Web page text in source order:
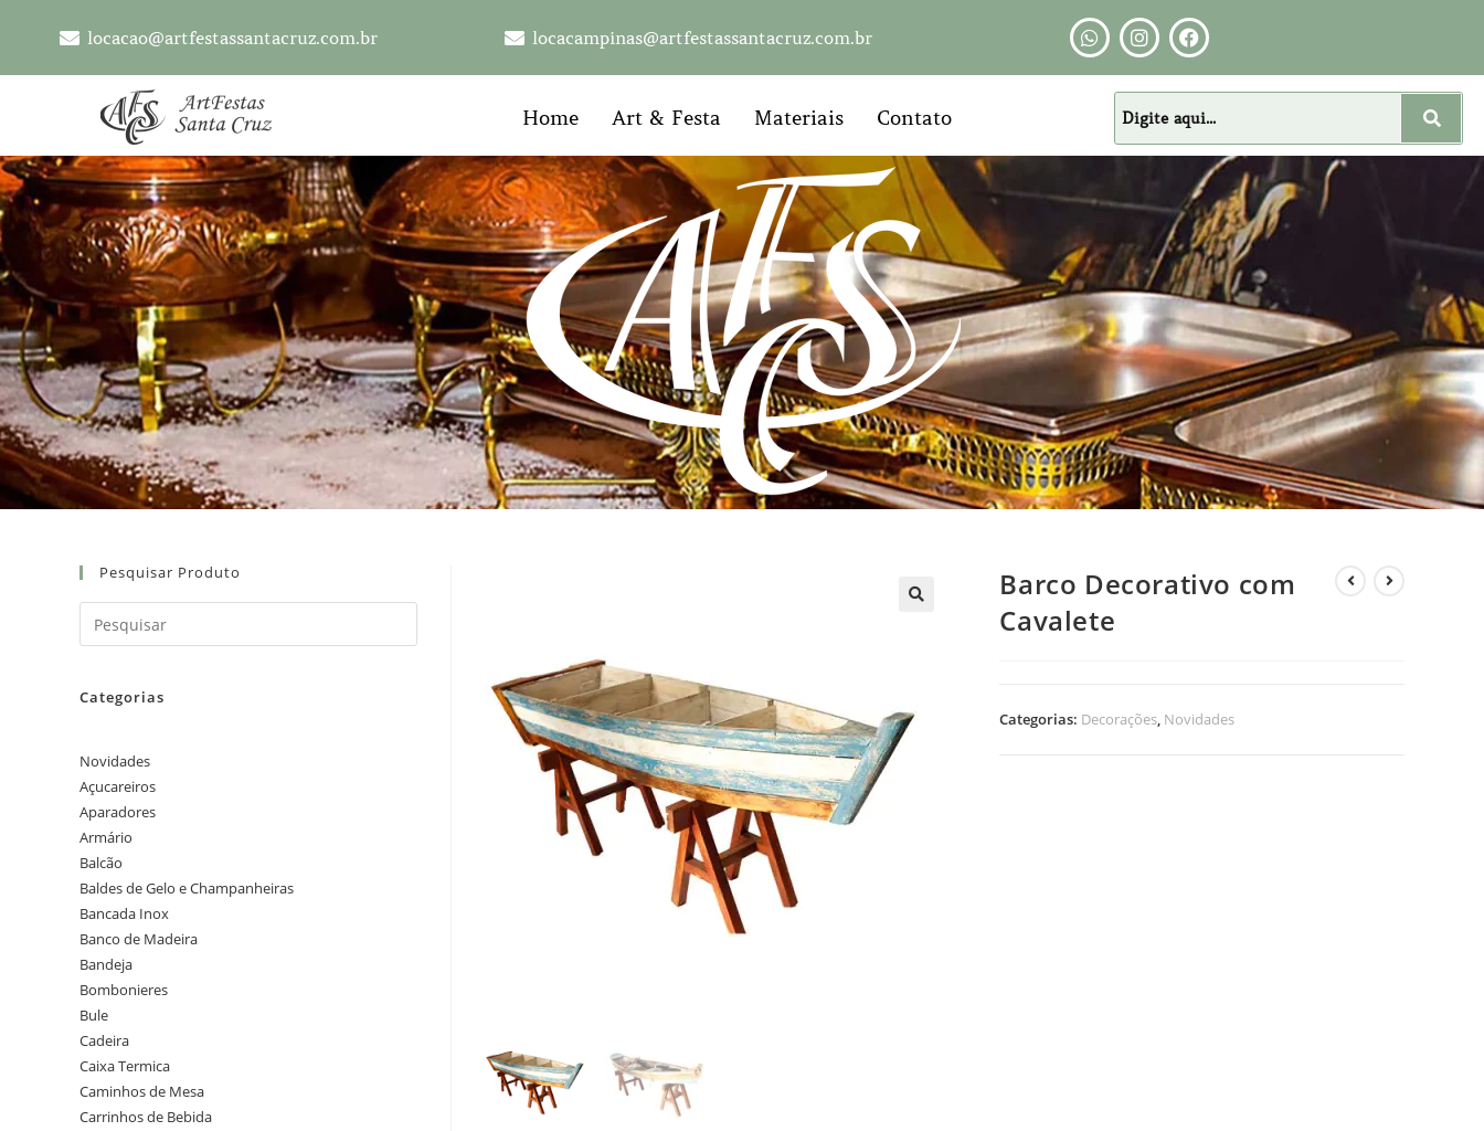
locacao@artfestassantacruz.com.br locacampinas@artfestassantacruz.com.br
Home Art & Festa Materiais Contato
Barco Decorativo com
Cavalete
Categorias: Decorações, Novidades
Pesquisar Produto
Categorias
Novidades
Açucareiros
Aparadores
Armário
Balcão
Baldes de Gelo e Champanheiras
Bancada Inox
Banco de Madeira
Bandeja
Bombonieres
Bule
Cadeira
Caixa Termica
Caminhos de Mesa
Carrinhos de Bebida